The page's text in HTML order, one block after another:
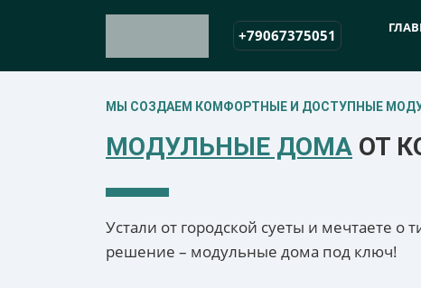
+79067375051
МЫ СОЗДАЕМ КОМФОРТНЫЕ И ДОСТУПНЫЕ
МОДУЛЬНЫЕ ДОМА ОТ
Устали от городской суеты и мечтаете
решение – модульные дома под ключ!